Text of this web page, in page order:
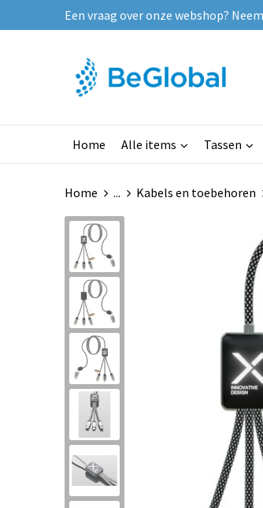
Een vraag over onze webshop?
Home Alle items Tassen
Home ... Kabels en toebehoren